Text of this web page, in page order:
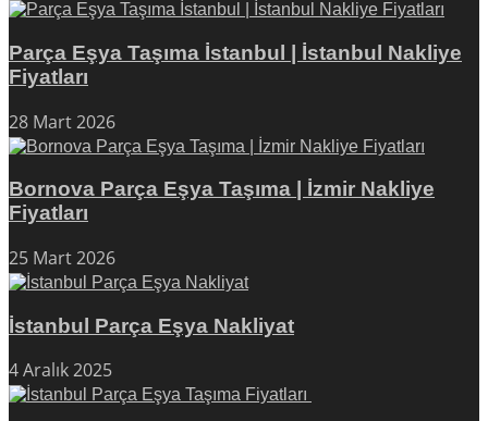
Parça Eşya Taşıma İstanbul | İstanbul Nakliye
Fiyatları
28 Mart 2026
Bornova Parça Eşya Taşıma | İzmir Nakliye
Fiyatları
25 Mart 2026
İstanbul Parça Eşya Nakliyat
4 Aralık 2025